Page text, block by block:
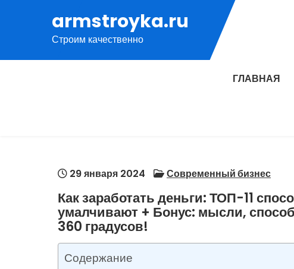
содержимому
armstroyka.ru
Строим качественно
ГЛАВНАЯ
29 января 2024 Современный бизнес
Как заработать деньги: ТОП-11
умалчивают + Бонус: мысли,
360 градусов!
Содержание